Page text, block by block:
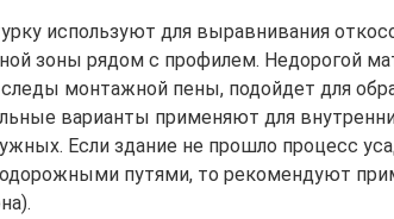
используют для выравнивания
зоны рядом с профилем. Недорогой
монтажной пены, подойдет для
варианты применяют для
Если здание не прошло процесс
путями, то рекомендуют